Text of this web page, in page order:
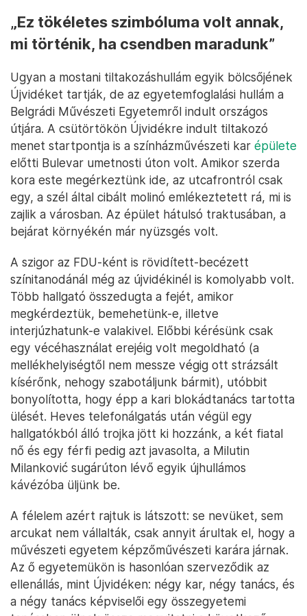
céljaikról. Azt szeretné, ha azt mondhatnák az
emberek, itt nem vészesek az árak, tudnak venni
mint Szabadka, ami „gyönyörűen magyar, igazán
szép”.
Öltözés és készülődés Belgrádban csütörtökön, az Újvidékre induló
menet startja előtt – Fotó: Hevesi-Szabó Lujza / Telex
„Ez tökéletes szimbóluma volt annak,
mi történik, ha csendben maradunk”
Ugyan a mostani tiltakozáshullám egyik bölcsőjének
Újvidéket tartják, de az egyetemfoglalási hullám a
Belgrádi Művészeti Egyetemről indult országos
útjára. A csütörtökön Újvidékre indult tiltakozó
menet startpontja is a színházművészeti karépülete
előtti Bulevar umetnosti úton volt. Amikor szerda
kora este megérkeztünk ide, az utcafrontról csak
egy, a szél által cibált molinó emlékeztetett rá, mi is
zajlik a városban. Az épület hátulsó traktusában, a
bejárat környékén már nyüzsgés volt.
A szigor az FDU-ként is rövidített-becézett
színitanodánál még az újvidékinél is komolyabb volt.
Több hallgató összedugta a fejét, amikor
interjúzhatunk-e valakivel. Előbbi kérésünk csak
egy vécéhasználat erejéig volt megoldható (a
mellékhelyiségtől nem messze végig ott strázsált
kísérőnk, nehogy szabotáljunk bármit), utóbbit
bonyolította, hogy épp a kari blokádtanács tartotta
ülését. Heves telefonálgatás után végül egy